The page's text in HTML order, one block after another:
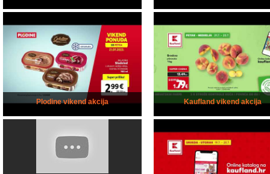
Plodine vikend akcija Kaufland vikend akcija